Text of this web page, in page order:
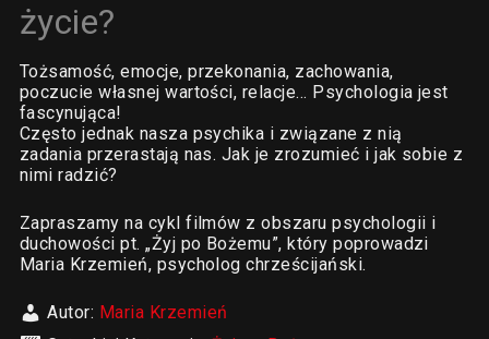
życie?
Tożsamość, emocje, przekonania, zachowania,
poczucie własnej wartości, relacje… Psychologia jest
fascynująca!
Często jednak nasza psychika i związane z nią
zadania przerastają nas. Jak je zrozumieć i jak sobie z
nimi radzić?
Zapraszamy na cykl filmów z obszaru psychologii i
duchowości pt. „Żyj po Bożemu”, który poprowadzi
Maria Krzemień, psycholog chrześcijański.
Autor: Maria Krzemień